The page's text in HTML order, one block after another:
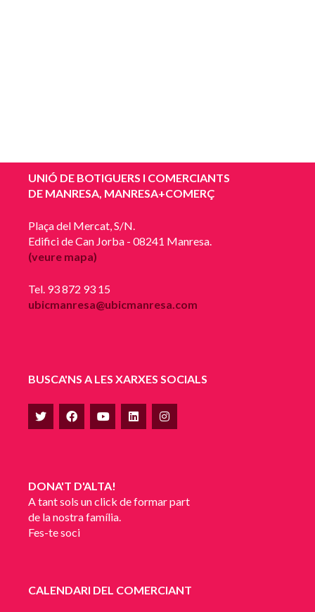
UNIÓ DE BOTIGUERS I COMERCIANTS
DE MANRESA, MANRESA+COMERÇ
Plaça del Mercat, S/N.
Edifici de Can Jorba - 08241 Manresa.
(veure mapa)
Tel. 93 872 93 15
ubicmanresa@ubicmanresa.com
BUSCA'NS A LES XARXES SOCIALS
DONA'T D'ALTA!
A tant sols un click de formar part
de la nostra família.
Fes-te soci
CALENDARI DEL COMERCIANT